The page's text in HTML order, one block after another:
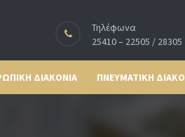
Τηλέφωνα
25410 – 22505 / 28305
ΔΙΑΚΟΝΙΑ ΠΝΕΥΜΑΤΙΚΗ